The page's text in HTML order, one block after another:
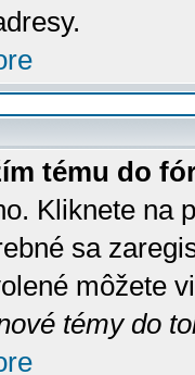
tému do
Kliknete na
sa
môžete
témy do